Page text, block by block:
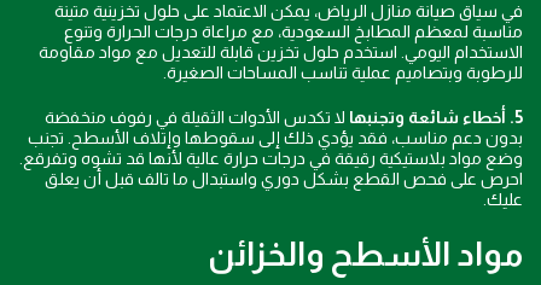
في سياق صيانة منازل الرياض، يمكن الاعتماد على حلول تخزينية متينة
مناسبة لمعظم المطابخ السعودية، مع مراعاة درجات الحرارة وتنوع
الاستخدام اليومي. استخدم حلول تخزين قابلة للتعديل مع مواد مقاومة
للرطوبة وبتصاميم عملية تناسب المساحات الصغيرة.
5. أخطاء شائعة وتجنبها
لا تكدس الأدوات الثقيلة في رفوف منخفضة
بدون دعم مناسب، فقد يؤدي ذلك إلى سقوطها وإتلاف الأسطح. تجنب
وضع مواد بلاستيكية رقيقة في درجات حرارة عالية لأنها قد تشوه وتفرقع.
احرص على فحص القطع بشكل دوري واستبدال ما تالف قبل أن يعلق
عليك.
مواد الأسطح والخزائن